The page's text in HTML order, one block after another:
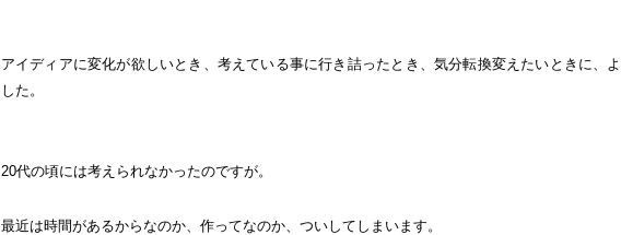
アイディアに変化が欲しいとき、考えている事に行き詰ったとき、気分転換変えたいときに、
した。
20代の頃には考えられなかったのですが。
最近は時間があるからなのか、作ってなのか、ついしてしまいます。